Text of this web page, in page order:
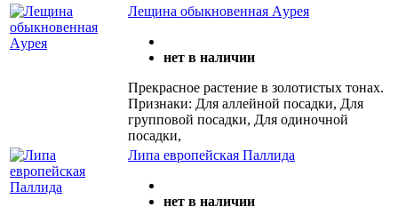
Лещина обыкновенная Aурея
нет в наличии
Прекрасное растение в золотистых тонах.
Признаки: Для аллейной посадки, Для
групповой посадки, Для одиночной
посадки,
Липа европейская Паллида
нет в наличии